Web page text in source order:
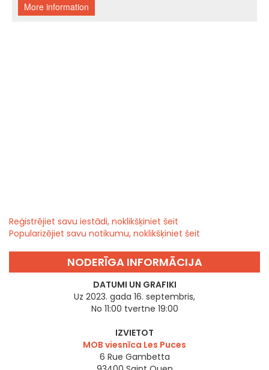
Reģistrējiet savu iestādi, noklikšķiniet šeit
Popularizējiet savu notikumu, noklikšķiniet šeit
NODERĪGA INFORMĀCIJA
DATUMI UN GRAFIKI
Uz 2023. gada 16. septembris,
No 11:00 tvertne 19:00
IZVIETOT
MOB viesnīca Les Puces
6 Rue Gambetta